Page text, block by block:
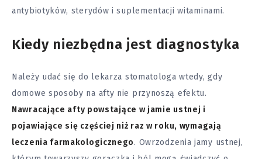
antybiotyków, sterydów i suplementacji witaminami.
Kiedy niezbędna jest diagnostyka
Należy udać się do lekarza stomatologa wtedy, gdy
domowe sposoby na afty nie przynoszą efektu.
Nawracające afty powstające w jamie ustnej i
pojawiające się częściej niż raz w roku, wymagają
leczenia farmakologicznego. Owrzodzenia jamy ustnej,